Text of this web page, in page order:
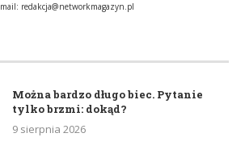
redakcja@networkmagazyn.pl
Można bardzo długo biec. Pytanie
tylko brzmi: dokąd?
9 sierpnia 2026